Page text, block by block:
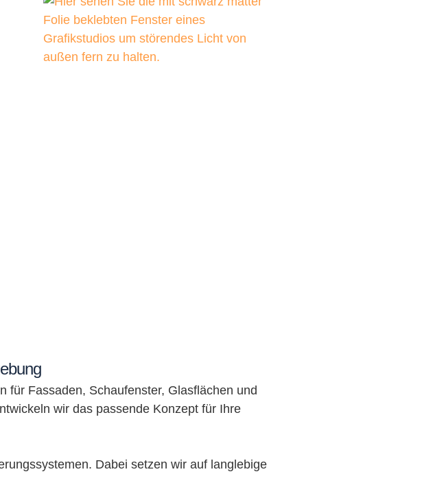
für Fassaden, Schaufenster, Glasflächen und
wir das passende Konzept für Ihre
Dabei setzen wir auf langlebige